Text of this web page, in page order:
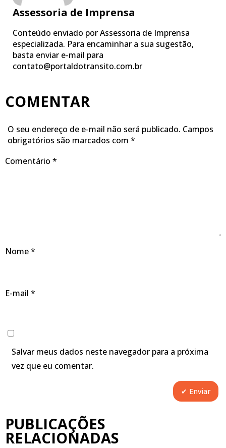
Assessoria de Imprensa
Conteúdo enviado por Assessoria de Imprensa
especializada. Para encaminhar a sua sugestão,
basta enviar e-mail para
contato@portaldotransito.com.br
COMENTAR
O seu endereço de e-mail não será publicado. Campos
obrigatórios são marcados com *
Comentário *
Nome*
E-mail *
Salvar meus dados neste navegador para a próxima
vez que eu comentar.
PUBLICAÇÕES
RELACIONADAS